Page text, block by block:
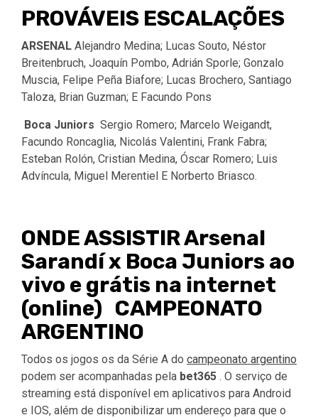
PROVÁVEIS ESCALAÇÕES
ARSENAL Alejandro Medina; Lucas Souto, Néstor
Breitenbruch, Joaquín Pombo, Adrián Sporle; Gonzalo
Muscia, Felipe Peña Biafore; Lucas Brochero, Santiago
Taloza, Brian Guzman; E Facundo Pons
Boca Juniors Sergio Romero; Marcelo Weigandt,
Facundo Roncaglia, Nicolás Valentini, Frank Fabra;
Esteban Rolón, Cristian Medina, Óscar Romero; Luis
Advíncula, Miguel Merentiel E Norberto Briasco.
ONDE ASSISTIR Arsenal
Sarandí x Boca Juniors ao
vivo e grátis na internet
(online) CAMPEONATO
ARGENTINO
Todos os jogos os da Série A do campeonato argentino
podem ser acompanhadas pela bet365 . O serviço de
streaming está disponível em aplicativos para Android
e IOS, além de disponibilizar um endereço para que o